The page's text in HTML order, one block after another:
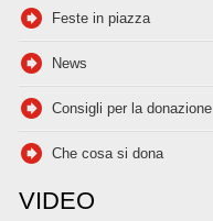
Feste in piazza
News
Consigli per la donazione
Che cosa si dona
VIDEO